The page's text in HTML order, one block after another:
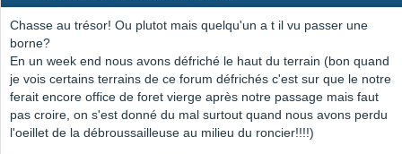
Chasse au trésor! Ou plutot mais quelqu'un a t il vu passer une
borne?
En un week end nous avons défriché le haut du terrain (bon quand
je vois certains terrains de ce forum défrichés c'est sur que le notre
ferait encore office de foret vierge après notre passage mais faut
pas croire, on s'est donné du mal surtout quand nous avons perdu
l'oeillet de la débroussailleuse au milieu du roncier!!!!)